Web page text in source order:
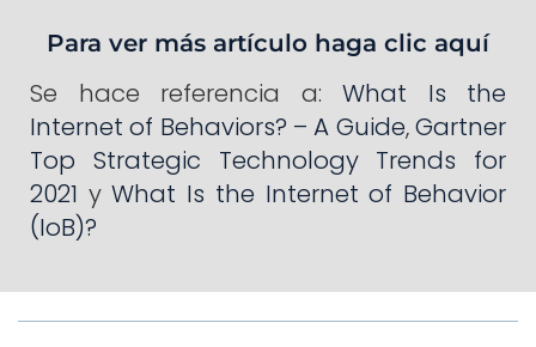
Para ver más artículo haga clic aquí
Se hace referencia a: What Is the
Internet of Behaviors? – A Guide,Gartner
Top Strategic Technology Trends for
2021 yWhat Is the Internet of Behavior
(IoB)?